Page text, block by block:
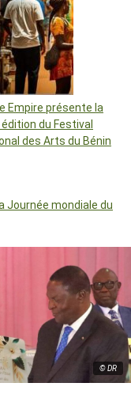
Empire présente la
du Festival
des Arts du Bénin
Journée mondiale du
© DR